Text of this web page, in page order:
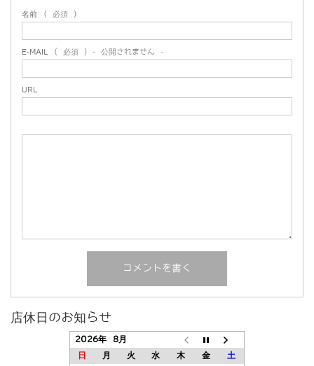
名前 ( 必須 )
E-MAIL ( 必須 ) - 公開されません -
URL
店休日のお知らせ
2026年 8月
日
月 火 水 木 金
土